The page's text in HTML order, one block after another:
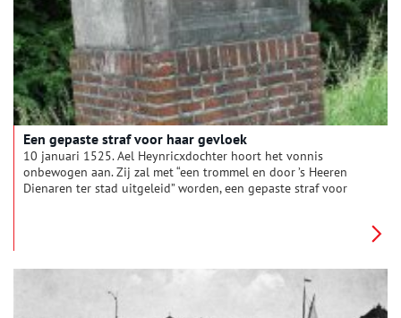
Een gepaste straf voor haar gevloek
10 januari 1525. Ael Heynricxdochter hoort het vonnis
onbewogen aan. Zij zal met “een trommel en door ’s Heeren
Dienaren ter stad uitgeleid” worden, een gepaste straf voor